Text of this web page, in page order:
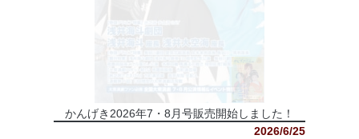
かんげき2026年7・8月号販売開始しました！
2026/6/25